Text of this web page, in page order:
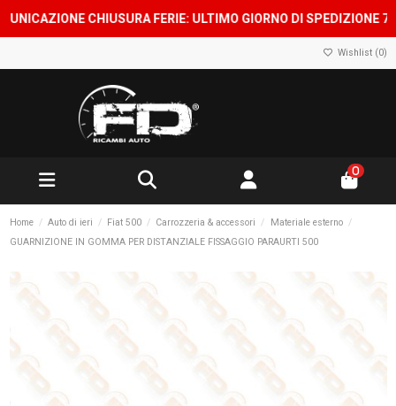
CHIUSURA FERIE: ULTIMO GIORNO DI SPEDIZIONE 7
Wishlist (0)
0
Home Auto di ieri Fiat 500 Carrozzeria & accessori
Materiale esterno
GUARNIZIONE IN GOMMA PER DISTANZIALE FISSAGGIO PARAURTI 500